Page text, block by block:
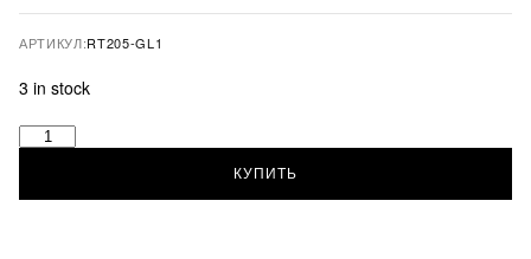
АРТИКУЛ:RT205-GL1
3 in stock
Пуссеты
КУПИТЬ